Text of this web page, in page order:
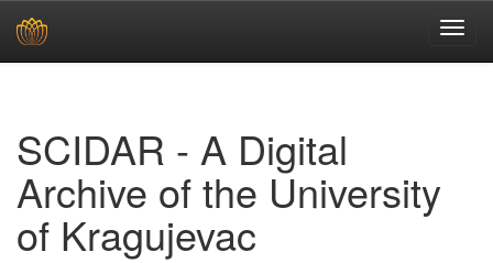
SCIDAR - A Digital
Archive of the University
of Kragujevac